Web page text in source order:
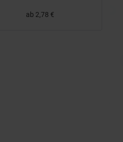
ab 2,78 €